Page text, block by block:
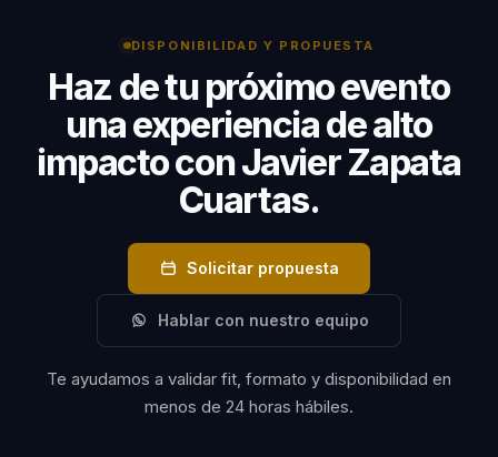
DISPONIBILIDAD Y PROPUESTA
Haz de tu próximo evento
una experiencia de alto
impacto con Javier Zapata
Cuartas.
Solicitar propuesta
Hablar con nuestro equipo
Te ayudamos a validar fit, formato y disponibilidad en
menos de 24 horas hábiles.